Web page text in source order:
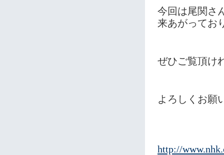
今回は尾関さ
来あがってお
ぜひご覧頂け
よろしくお願
http://